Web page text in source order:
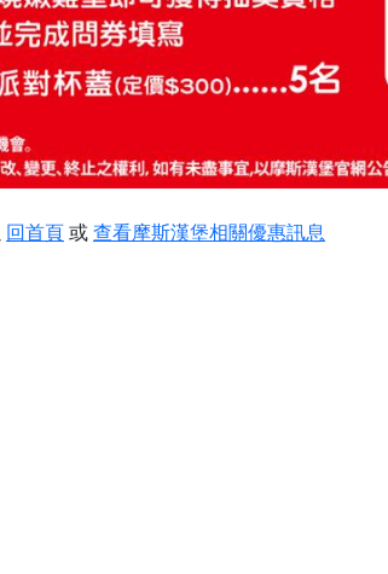
回首頁 或 查看摩斯漢堡相關優惠訊息